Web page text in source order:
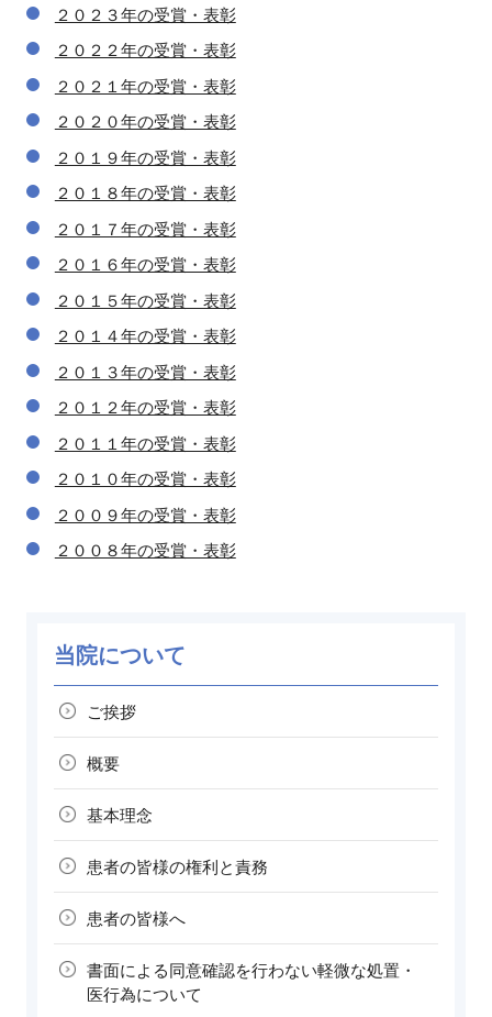
２０２３年の受賞・表彰
２０２２年の受賞・表彰
２０２１年の受賞・表彰
２０２０年の受賞・表彰
２０１９年の受賞・表彰
２０１８年の受賞・表彰
２０１７年の受賞・表彰
２０１６年の受賞・表彰
２０１５年の受賞・表彰
２０１４年の受賞・表彰
２０１３年の受賞・表彰
２０１２年の受賞・表彰
２０１１年の受賞・表彰
２０１０年の受賞・表彰
２００９年の受賞・表彰
２００８年の受賞・表彰
当院について
ご挨拶
概要
基本理念
患者の皆様の権利と責務
患者の皆様へ
書面による同意確認を行わない軽微な処置・
医行為について